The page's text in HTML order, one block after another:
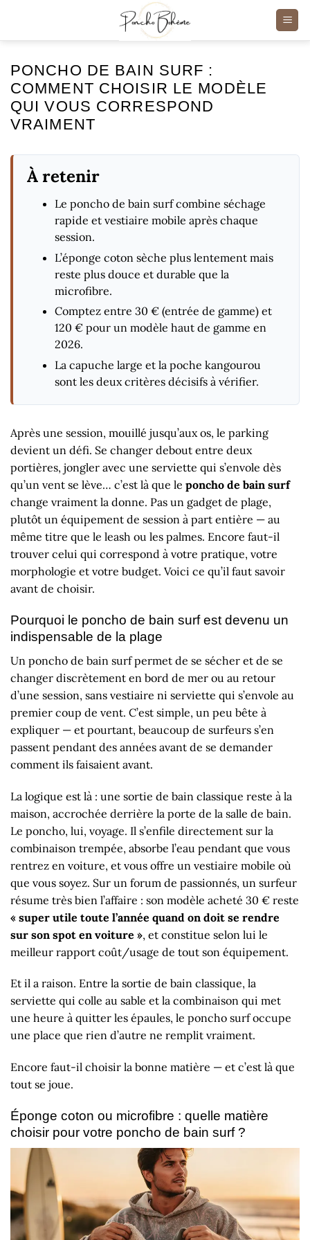
contenu
PONCHO DE BAIN SURF :
COMMENT CHOISIR LE MODÈLE
QUI VOUS CORRESPOND
VRAIMENT
À retenir
Le poncho de bain surf combine séchage
rapide et vestiaire mobile après chaque
session.
L’éponge coton sèche plus lentement mais
reste plus douce et durable que la
microfibre.
Comptez entre 30 € (entrée de gamme) et
120 € pour un modèle haut de gamme en
2026.
La capuche large et la poche kangourou
sont les deux critères décisifs à vérifier.
Après une session, mouillé jusqu’aux os, le parking
devient un défi. Se changer debout entre deux
portières, jongler avec une serviette qui s’envole dès
qu’un vent se lève… c’est là que le poncho de bain surf
change vraiment la donne. Pas un gadget de plage,
plutôt un équipement de session à part entière — au
même titre que le leash ou les palmes. Encore faut-il
trouver celui qui correspond à votre pratique, votre
morphologie et votre budget. Voici ce qu’il faut savoir
avant de choisir.
Pourquoi le poncho de bain surf est devenu un
indispensable de la plage
Un poncho de bain surf permet de se sécher et de se
changer discrètement en bord de mer ou au retour
d’une session, sans vestiaire ni serviette qui s’envole au
premier coup de vent. C’est simple, un peu bête à
expliquer — et pourtant, beaucoup de surfeurs s’en
passent pendant des années avant de se demander
comment ils faisaient avant.
La logique est là : une sortie de bain classique reste à la
maison, accrochée derrière la porte de la salle de bain.
Le poncho, lui, voyage. Il s’enfile directement sur la
combinaison trempée, absorbe l’eau pendant que vous
rentrez en voiture, et vous offre un vestiaire mobile où
que vous soyez. Sur un forum de passionnés, un surfeur
résume très bien l’affaire : son modèle acheté 30 € reste
« super utile toute l’année quand on doit se rendre
sur son spot en voiture », et constitue selon lui le
meilleur rapport coût/usage de tout son équipement.
Et il a raison. Entre la sortie de bain classique, la
serviette qui colle au sable et la combinaison qui met
une heure à quitter les épaules, le poncho surf occupe
une place que rien d’autre ne remplit vraiment.
Encore faut-il choisir la bonne matière — et c’est là que
tout se joue.
Éponge coton ou microfibre : quelle matière
choisir pour votre poncho de bain surf ?